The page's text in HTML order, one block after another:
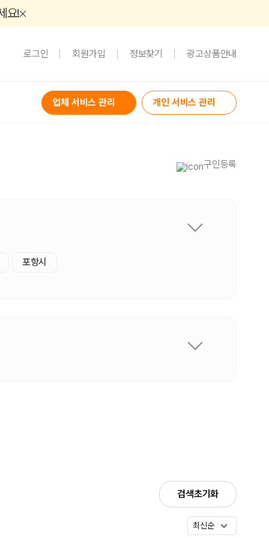
요!
로그인 회원가입 정보찾기 광고상품안내
업체 서비스 관리 개인 서비스 관리
구인등록
포항시
검색초기화